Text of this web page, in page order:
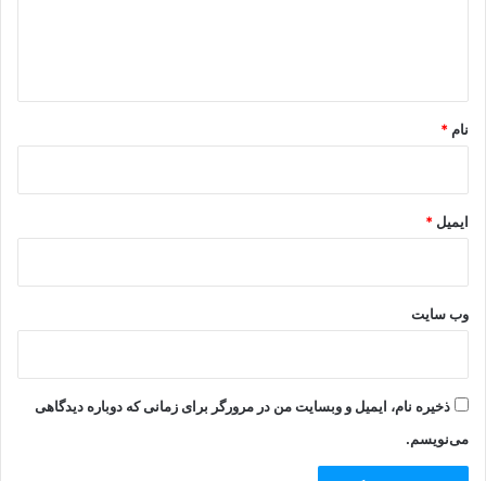
نام *
ایمیل *
وب‌ سایت
ذخیره نام، ایمیل و وبسایت من در مرورگر برای زمانی که دوباره دیدگاهی
می‌نویسم.